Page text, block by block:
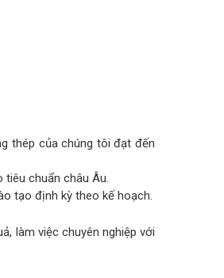
thép của chúng tôi đạt đến
chuẩn châu Âu.
tạo định kỳ theo kế hoạch.
làm việc chuyên nghiệp với